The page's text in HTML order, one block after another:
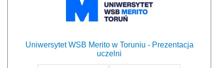
Uniwersytet WSB Merito w Toruniu - Prezentacja
uczelni